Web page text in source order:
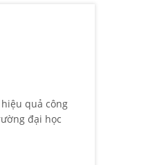
quả công
đại học